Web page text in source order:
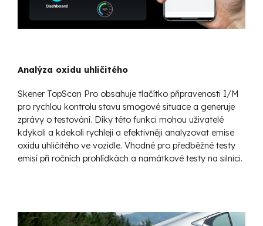
Analýza oxidu uhličitého
Skener TopScan Pro obsahuje tlačítko připravenosti I/M
pro rychlou kontrolu stavu smogové situace a generuje
zprávy o testování. Díky této funkci mohou uživatelé
kdykoli a kdekoli rychleji a efektivněji analyzovat emise
oxidu uhličitého ve vozidle. Vhodné pro předběžné testy
emisí při ročních prohlídkách a namátkové testy na silnici.